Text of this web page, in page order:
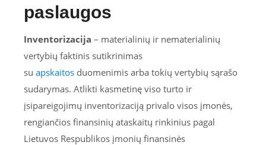
paslaugos
Inventorizacija – materialinių ir nematerialinių
vertybių faktinis sutikrinimas
su apskaitos duomenimis arba tokių vertybių sąrašo
sudarymas. Atlikti kasmetinę viso turto ir
įsipareigojimų inventorizaciją privalo visos įmonės,
rengiančios finansinių ataskaitų rinkinius pagal
Lietuvos Respublikos įmonių finansinės